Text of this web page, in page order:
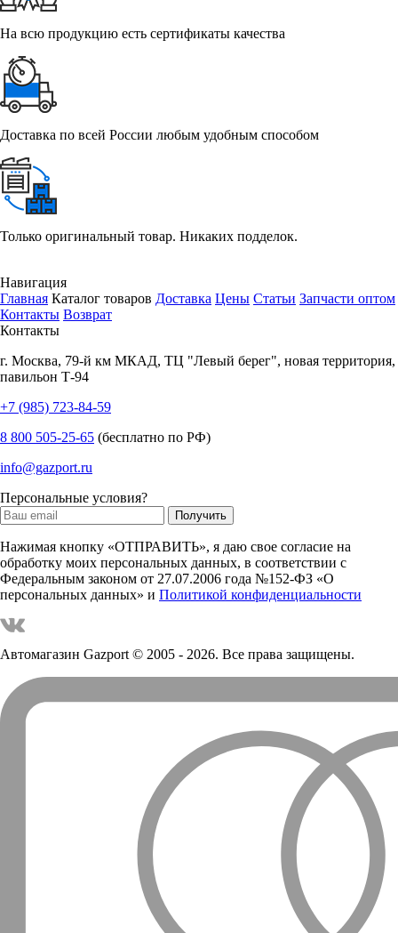
На всю продукцию есть сертификаты качества
Доставка по всей России любым удобным способом
Только оригинальный товар. Никаких подделок.
Навигация
Главная Каталог товаров Доставка Цены Статьи Запчасти оптом
Контакты Возврат
Контакты
г. Москва, 79-й км МКАД, ТЦ "Левый берег", новая территория,
павильон Т-94
+7 (985) 723-84-59
8 800 505-25-65 (бесплатно по РФ)
info@gazport.ru
Персональные условия?
Нажимая кнопку «ОТПРАВИТЬ», я даю свое согласие на
обработку моих персональных данных, в соответствии с
Федеральным законом от 27.07.2006 года №152-ФЗ «О
персональных данных» и Политикой конфиденциальности
Автомагазин Gazport© 2005 - 2026. Все права защищены.